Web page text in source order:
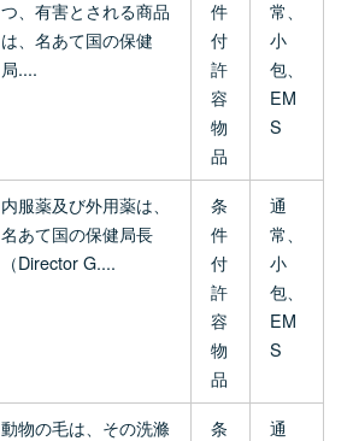
つ、有害とされる商品
は、名あて国の保健
局....
件
付
許
容
物
品
常、
小
包、
EM
S
内服薬及び外用薬は、
名あて国の保健局長
（Director G....
条
件
付
許
容
物
品
通
常、
小
包、
EM
S
動物の毛は、その洗滌
条
通